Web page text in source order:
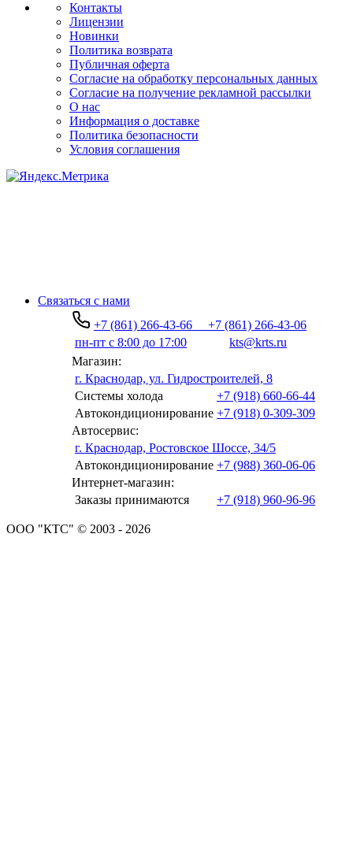
Контакты
Лицензии
Новинки
Политика возврата
Публичная оферта
Согласие на обработку персональных данных
Согласие на получение рекламной рассылки
О нас
Информация о доставке
Политика безопасности
Условия соглашения
Связаться с нами
+7 (861) 266-43-66
+7 (861) 266-43-06
пн-пт с 8:00 до 17:00
kts@krts.ru
Магазин:
г. Краснодар, ул. Гидростроителей, 8
Системы холода
+7 (918) 660-66-44
Автокондиционирование +7 (918) 0-309-309
Автосервис:
г. Краснодар, Ростовское Шоссе, 34/5
Автокондиционирование +7 (988) 360-06-06
Интернет-магазин:
Заказы принимаются
+7 (918) 960-96-96
ООО "КТС" © 2003 - 2026